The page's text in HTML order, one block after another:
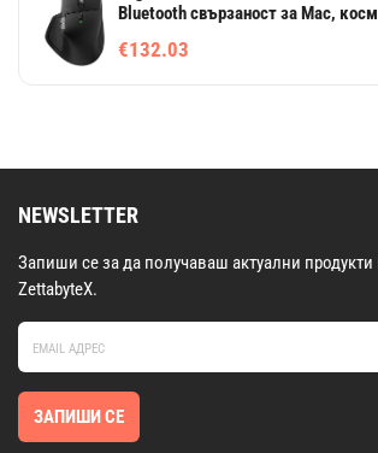
Bluetooth свързаност за Mac,
€132.03
NEWSLETTER
Запиши се за да получаваш актуални
ZettabyteX.
ЗАПИШИ СЕ